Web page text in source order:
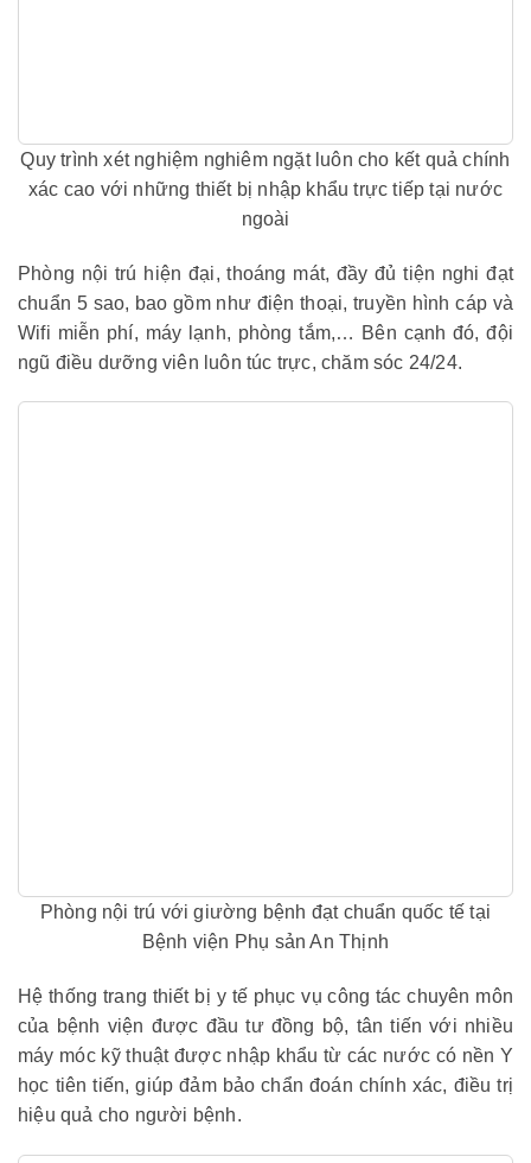
Quy trình xét nghiệm nghiêm ngặt luôn cho kết quả chính
xác cao với những thiết bị nhập khẩu trực tiếp tại nước
ngoài
Phòng nội trú hiện đại, thoáng mát, đầy đủ tiện nghi đạt
chuẩn 5 sao, bao gồm như điện thoại, truyền hình cáp và
Wifi miễn phí, máy lạnh, phòng tắm,… Bên cạnh đó, đội
ngũ điều dưỡng viên luôn túc trực, chăm sóc 24/24.
Phòng nội trú với giường bệnh đạt chuẩn quốc tế tại
Bệnh viện Phụ sản An Thịnh
Hệ thống trang thiết bị y tế phục vụ công tác chuyên môn
của bệnh viện được đầu tư đồng bộ, tân tiến với nhiều
máy móc kỹ thuật được nhập khẩu từ các nước có nền Y
học tiên tiến, giúp đảm bảo chẩn đoán chính xác, điều trị
hiệu quả cho người bệnh.